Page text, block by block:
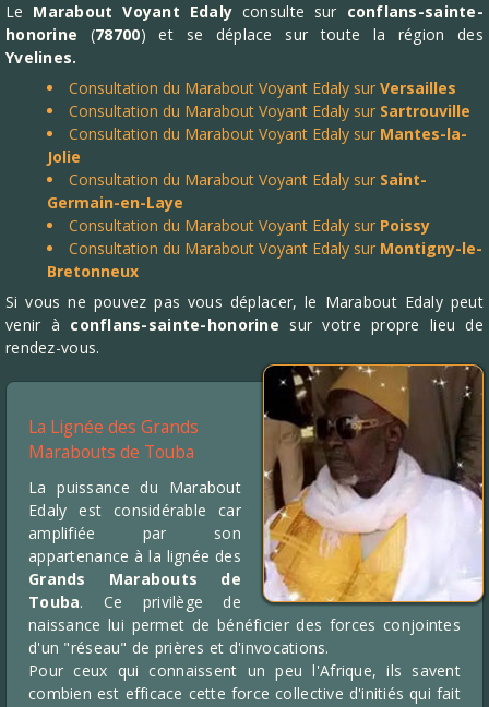
Le Marabout Voyant Edaly consulte sur conflans-sainte-
honorine (78700) et se déplace sur toute la région des
Yvelines.
Consultation du Marabout Voyant Edaly sur Versailles
Consultation du Marabout Voyant Edaly sur Sartrouville
Consultation du Marabout Voyant Edaly sur Mantes-la-
Jolie
Consultation du Marabout Voyant Edaly sur Saint-
Germain-en-Laye
Consultation du Marabout Voyant Edaly sur Poissy
Consultation du Marabout Voyant Edaly sur Montigny-le-
Bretonneux
Si vous ne pouvez pas vous déplacer, le Marabout Edaly peut
venir à conflans-sainte-honorine sur votre propre lieu de
rendez-vous.
La Lignée des Grands
Marabouts de Touba
La puissance du Marabout
Edaly est considérable car
amplifiée par son
appartenance à la lignée des
Grands Marabouts de
Touba. Ce privilège de
naissance lui permet de bénéficier des forces conjointes
d'un "réseau" de prières et d'invocations.
Pour ceux qui connaissent un peu l'Afrique, ils savent
combien est efficace cette force collective d'initiés qui fait